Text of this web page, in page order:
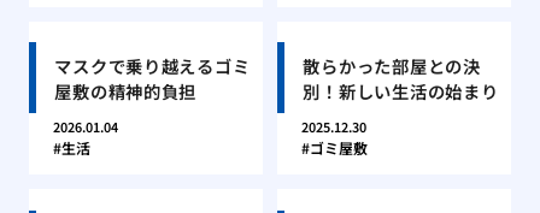
マスクで乗り越えるゴミ
屋敷の精神的負担
2026.01.04
生活
散らかった部屋との決
別！新しい生活の始まり
2025.12.30
ゴミ屋敷